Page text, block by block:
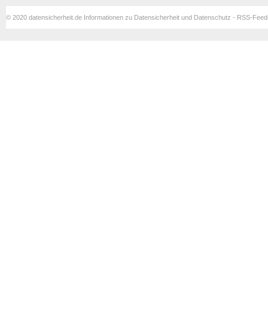
© 2020 datensicherheit.de Informationen zu Datensicherheit und Datenschutz - RSS-